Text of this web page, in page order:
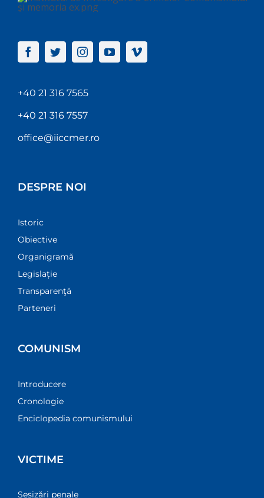
+40 21 316 7565
+40 21 316 7557
office@iiccmer.ro
DESPRE NOI
Istoric
Obiective
Organigramă
Legislație
Transparenţă
Parteneri
COMUNISM
Introducere
Cronologie
Enciclopedia comunismului
VICTIME
Sesizări penale